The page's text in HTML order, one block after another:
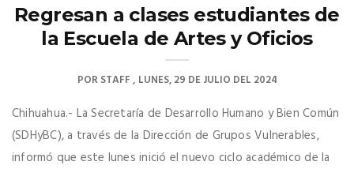
Regresan a clases estudiantes de
la Escuela de Artes y Oficios
PORSTAFF LUNES, 29 DE JULIO DEL 2024
Chihuahua.- La Secretaría de Desarrollo Humano y Bien Común
(SDHyBC), a través de la Dirección de Grupos Vulnerables,
informó que este lunes inició el nuevo ciclo académico de la